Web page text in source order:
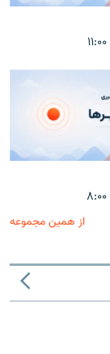
از همین مجموعه